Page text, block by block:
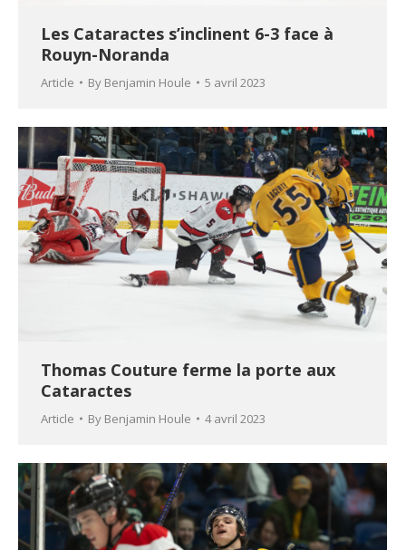
Les Cataractes s’inclinent 6-3 face à
Rouyn-Noranda
Article By Benjamin Houle 5 avril 2023
Thomas Couture ferme la porte aux
Cataractes
Article By Benjamin Houle 4 avril 2023